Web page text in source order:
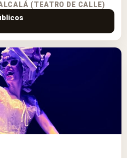
(TEATRO DE CALLE)